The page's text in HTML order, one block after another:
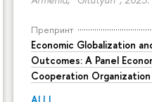
Препринт
Economic Globalization
Outcomes: A Panel
Cooperation Organization
ALI I.